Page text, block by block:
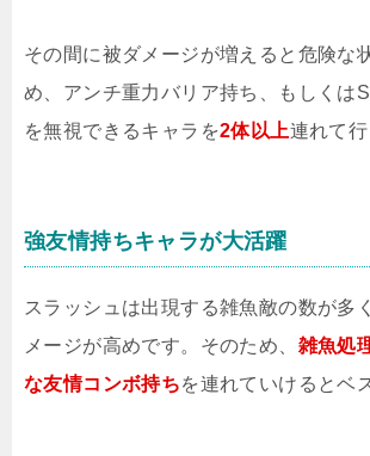
その間に被ダメージが増えると危険な
め、アンチ重力バリア持ち、もしくは
を無視できるキャラを2体以上連れて行
強友情持ちキャラが大活躍
スラッシュは出現する雑魚敵の数が多
メージが高めです。そのため、 雑魚処
な友情コンボ持ちを連れていけるとベ